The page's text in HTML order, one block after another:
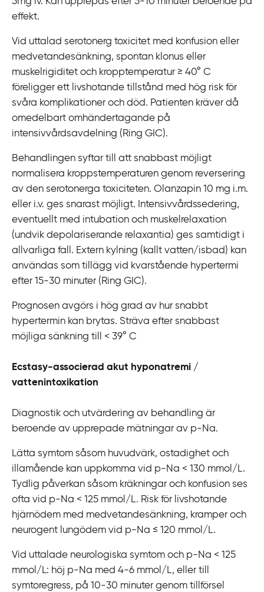
effekt.
Vid uttalad serotonerg toxicitet med konfusion eller
medvetandesänkning, spontan klonus eller
muskelrigiditet och kropptemperatur ≥ 40° C
föreligger ett livshotande tillstånd med hög risk för
svåra komplikationer och död. Patienten kräver då
omedelbart omhändertagande på
intensivvårdsavdelning (Ring GIC).
Behandlingen syftar till att snabbast möjligt
normalisera kroppstemperaturen genom reversering
av den serotonerga toxiciteten. Olanzapin 10 mg i.m.
eller i.v. ges snarast möjligt. Intensivvårdssedering,
eventuellt med intubation och muskelrelaxation
(undvik depolariserande relaxantia) ges samtidigt i
allvarliga fall. Extern kylning (kallt vatten/isbad) kan
användas som tillägg vid kvarstående hypertermi
efter 15-30 minuter (Ring GIC).
Prognosen avgörs i hög grad av hur snabbt
hypertermin kan brytas. Sträva efter snabbast
möjliga sänkning till < 39° C
Ecstasy-associerad akut hyponatremi /
vattenintoxikation
Diagnostik och utvärdering av behandling är
beroende av upprepade mätningar av p-Na.
Lätta symtom såsom huvudvärk, ostadighet och
illamående kan uppkomma vid p-Na < 130 mmol/L.
Tydlig påverkan såsom kräkningar och konfusion ses
ofta vid p-Na < 125 mmol/L. Risk för livshotande
hjärnödem med medvetandesänkning, kramper och
neurogent lungödem vid p-Na ≤ 120 mmol/L.
Vid uttalade neurologiska symtom och p-Na < 125
mmol/L: höj p-Na med 4-6 mmol/L, eller till
symtoregress, på 10-30 minuter genom tillförsel